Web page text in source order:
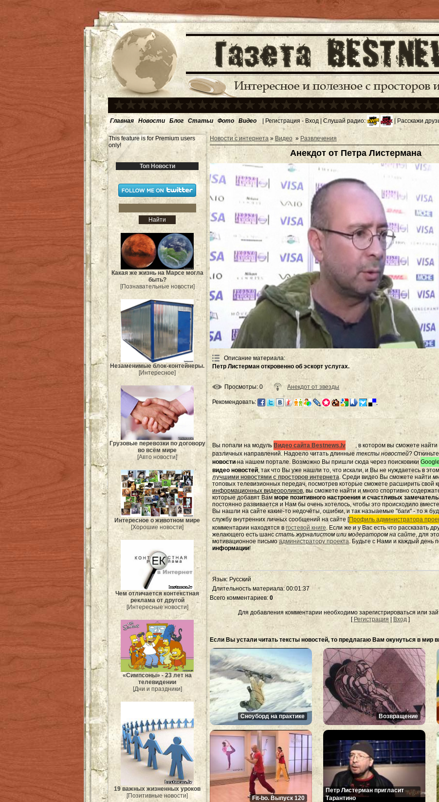
Главная Новости Блог Статьи Фото Видео | Регистрация - Вход | Слушай радио: | Расскажи
This feature is for Premium users
only!
Топ Новости
Какая же жизнь на Марсе могла
быть?
[Познавательные новости]
Незаменимые блок-контейнеры.
[Интересное]
Грузовые перевозки по договору
во всём мире
[Авто новости]
Интересное о животном мире
[Хорошие новости]
Чем отличается контекстная
реклама от другой
[Интересные новости]
«Симпсоны» - 23 лет на
телевидении
[Дни и праздники]
19 важных жизненных уроков
[Позитивные новости]
Новости с интернета » Видео » Развлечения
Анекдот от Петра Листермана
Описание материала:
Петр Листерман откровенно об эскорт услугах.
Просмотры: 0 Анекдот от звезды
Рекомендовать:
Вы попали на модуль Видео сайта Bestnews.lv , в котором вы сможете найти
различных направлений. Надоело читать длинные тексты новостей?
новостина нашем портале. Возможно Вы пришли сюда через поисковики
видео новостей, так что Вы уже нашли то, что искали, и Вы не нуждаетесь в
лучшими новостями с просторов интернета. Среди видео Вы сможете найти
топовых телевизионных передач, посмотрев которые сможете расширить свой
информационных видеороликов, вы сможете найти и много спортивно
которые добавят Вам море позитивного настроения и счастливых
постоянно развивается и Нам бы очень хотелось, чтобы это происходило
Вы нашли на сайте какие-то недочёты, ошибки, и так назыаемые "баги" - то я
службу внутренних личных сообщений на сайте [Профиль администратора
комментарии находятся в гостевой книге. Если же и у Вас есть что рассказать
желающего есть шанс стать журналистом или модератором на сайте, для
мотивационное письмоадминистратору проекта. Будьте с Нами и каждый день
информации!
Язык: Русский
Длительность материала: 00:01:37
Всего комментариев: 0
Для добавления комментарии необходимо зарегистрироваться или
[ Регистрация Вход]
Если Вы устали читать тексты новостей, то предлагаю Вам окунуться в мир
Сноуборд на практике Возвращение
Fit-bo. Выпуск 120
Петр Листерман пригласит
Тарантино